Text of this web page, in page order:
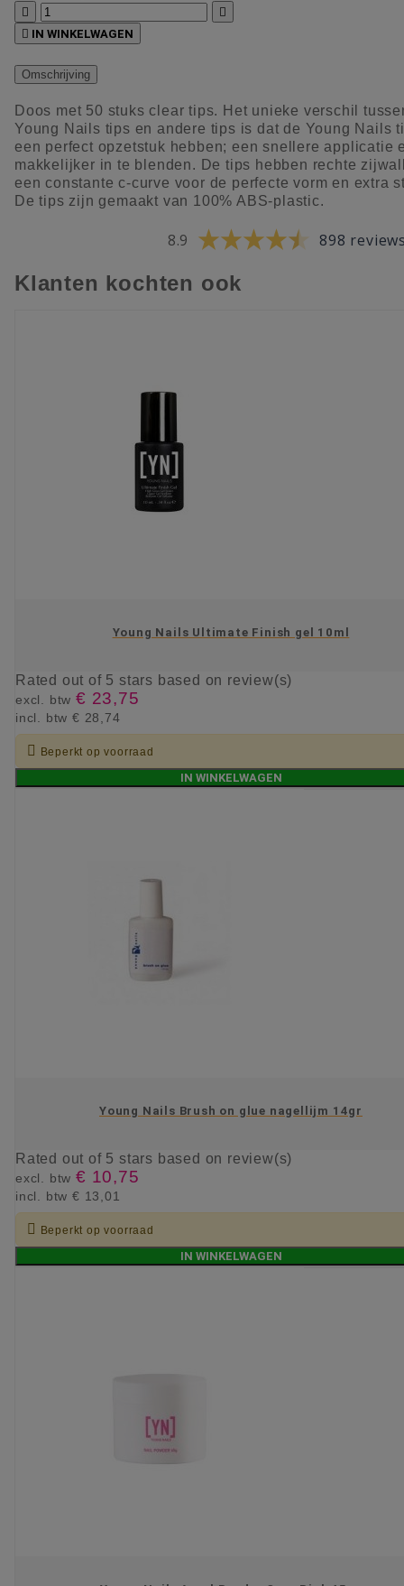


 IN WINKELWAGEN
Omschrijving
Doos met 50 stuks clear tips. Het unieke verschil
Young Nails tips en andere tips is dat de Young Nails
een perfect opzetstuk hebben; een snellere applicatie
makkelijker in te blenden. De tips hebben rechte
een constante c-curve voor de perfecte vorm en extra
De tips zijn gemaakt van 100% ABS-plastic.
8.9 898
Klanten kochten ook
Young Nails Ultimate Finish gel 10ml
Rated out of 5 stars based on review(s)
excl. btw € 23,75
incl. btw € 28,74
 Beperkt op voorraad
IN WINKELWAGEN
Young Nails Brush on glue nagellijm 14gr
Rated out of 5 stars based on review(s)
excl. btw € 10,75
incl. btw € 13,01
 Beperkt op voorraad
IN WINKELWAGEN